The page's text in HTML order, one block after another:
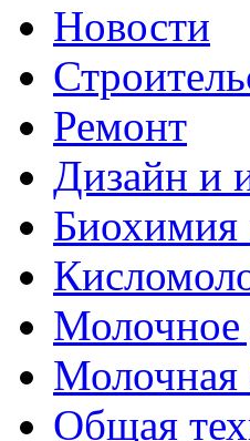
Новости
Ремонт
Дизайн и
Биохимия
Молочное
Молочная
Общая